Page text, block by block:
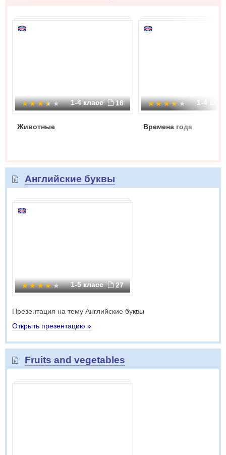
1-4 класс 16
Животные
1-4
Времена года
Английские буквы
1-5 класс 27
Презентация на тему Английские буквы
Открыть презентацию »
Fruits and vegetables